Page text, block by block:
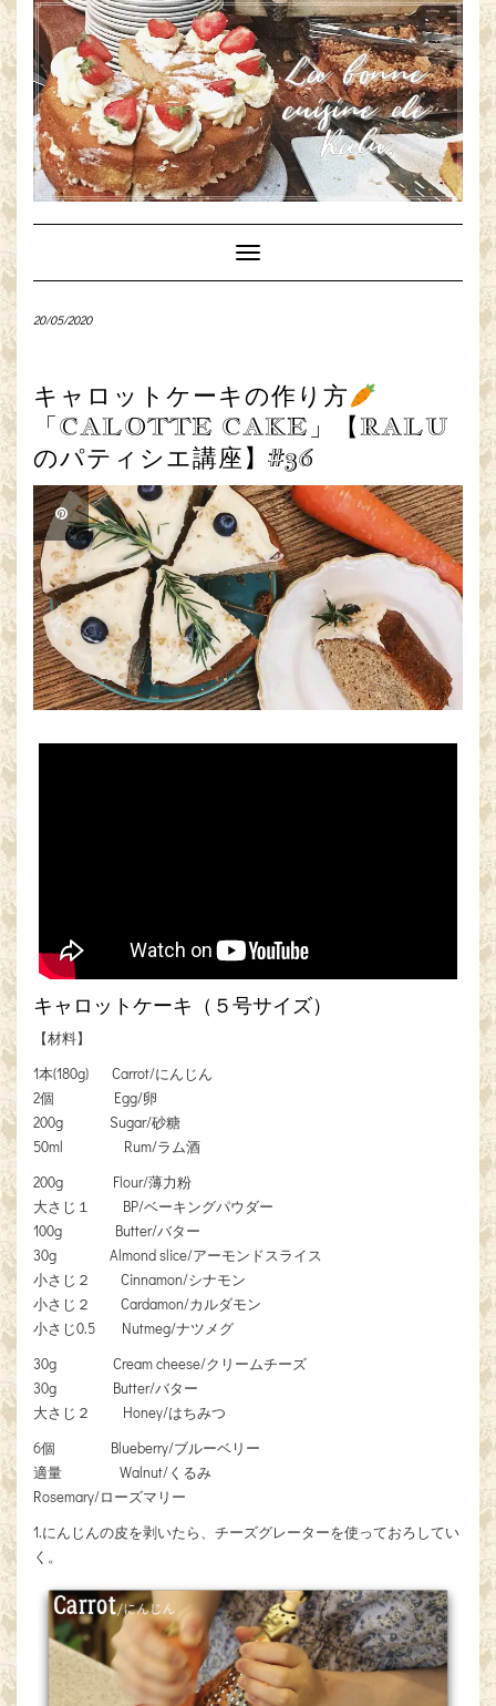
Toggle
Navigation
20/05/2020
キャロットケーキの作り方
「CALOTTE CAKE」【RALU
のパティシエ講座】#36
キャロットケーキ（５号サイズ）
【材料】
1本(180g) Carrot/にんじん
2個 Egg/卵
200g Sugar/砂糖
50ml Rum/ラム酒
200g Flour/薄力粉
大さじ１ BP/ベーキングパウダー
100g Butter/バター
30g Almond slice/アーモンドスライス
小さじ２ Cinnamon/シナモン
小さじ２ Cardamon/カルダモン
小さじ0.5 Nutmeg/ナツメグ
30g Cream cheese/クリームチーズ
30g Butter/バター
大さじ２ Honey/はちみつ
6個 Blueberry/ブルーベリー
適量 Walnut/くるみ
Rosemary/ローズマリー
1.にんじんの皮を剥いたら、チーズグレーターを使っておろしてい
く。